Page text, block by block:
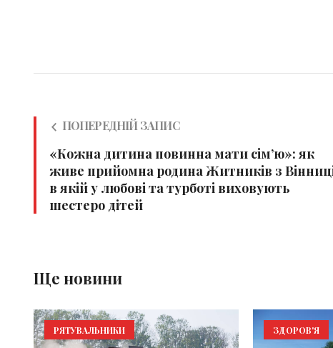
ПОПЕРЕДНІЙ ЗАПИС
«Кожна дитина повинна мати сім’ю»: як
живе прийомна родина Житників з
в якій у любові та турботі виховують
шестеро дітей
Ще новини
РЯТУВАЛЬНИКИ ЗДОРОВ'Я